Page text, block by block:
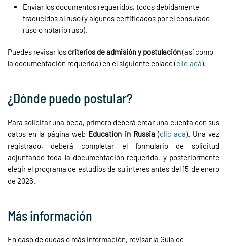
Enviar los documentos requeridos, todos debidamente
traducidos al ruso (y algunos certificados por el consulado
ruso o notario ruso).
Puedes revisar los criterios de admisión y postulación(así como
la documentación requerida) en el siguiente enlace (clic acá).
¿Dónde puedo postular?
Para solicitar una beca, primero deberá crear una cuenta con sus
datos en la página web Education in Russia(clic acá). Una vez
registrado, deberá completar el formulario de solicitud
adjuntando toda la documentación requerida, y posteriormente
elegir el programa de estudios de su interés antes del 15 de enero
de 2026.
Más información
En caso de dudas o más información, revisar la Guía de